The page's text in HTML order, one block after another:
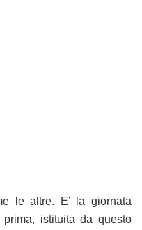
le altre. E’ la giornata
istituita da questo